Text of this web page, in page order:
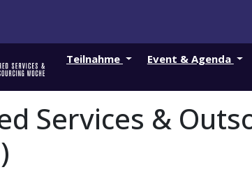
Teilnahme Event & Agenda
Services &